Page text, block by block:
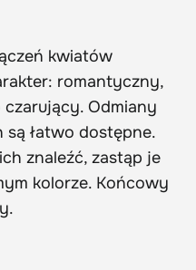
kwiatów
romantyczny,
Odmiany
łatwo dostępne.
znaleźć, zastąp je
kolorze. Końcowy